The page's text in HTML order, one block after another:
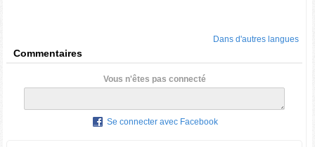
Dans d'autres langues
Commentaires
Vous n'êtes pas connecté
Se connecter avec Facebook